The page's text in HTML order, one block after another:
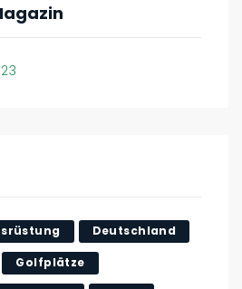
Deutschland
Golfplätze